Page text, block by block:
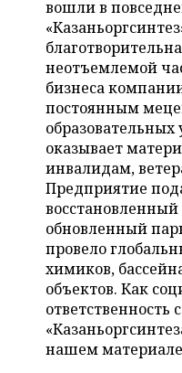
ОПК
ЭНЕРГЕТИКА
ТРАНСПОРТ
УСЛУГИ
МЕДИА
НОВОСТИ
ВЫЕЗДНАЯ
БИЗНЕС-БРАНЧИ
ONLINE-
ОТКРЫТАЯ ЛЕКЦИЯ
СПОРТ
НОВОСТИ СПОРТА
ФУТБОЛ
ХОККЕЙ
БАСКЕТБОЛ
ВОЛЕЙБОЛ
КИБЕРСПОРТ
ФИГУРНОЕ КАТАНИЕ
ВОДНЫЕ ВИДЫ
ОБЩЕСТВО
НОВОСТИ ОБЩЕСТВА
ВЛАСТЬ
ИНФРАСТРУКТУРА
ИСТОРИЯ
КУЛЬТУРА
МЕДИЦИНА
ФОТОГАЛЕРЕЯ
СЮЖЕТЫ
СПРАВОЧНИК
СПИСОК ПЕРСОН
СПИСОК КОМПАНИЙ
ПОЛНАЯ ВЕРСИЯ
вошли в
неотъемлемой
бизнеса
постоянным
оказывает
инвалидам,
Предприятие
обновленный
провело
химиков,
объектов. Как
нашем